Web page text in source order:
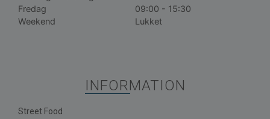
Fredag
09:00 - 15:30
Weekend
Lukket
INFORMATION
Street Food